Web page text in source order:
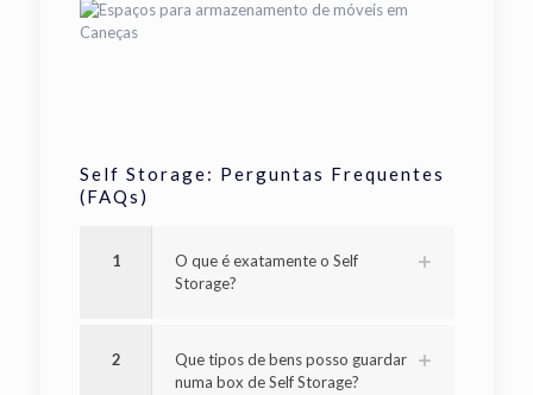
Self Storage: Perguntas Frequentes
(FAQs)
1
O que é exatamente o Self
Storage?
2
Que tipos de bens posso guardar
numa box de Self Storage?